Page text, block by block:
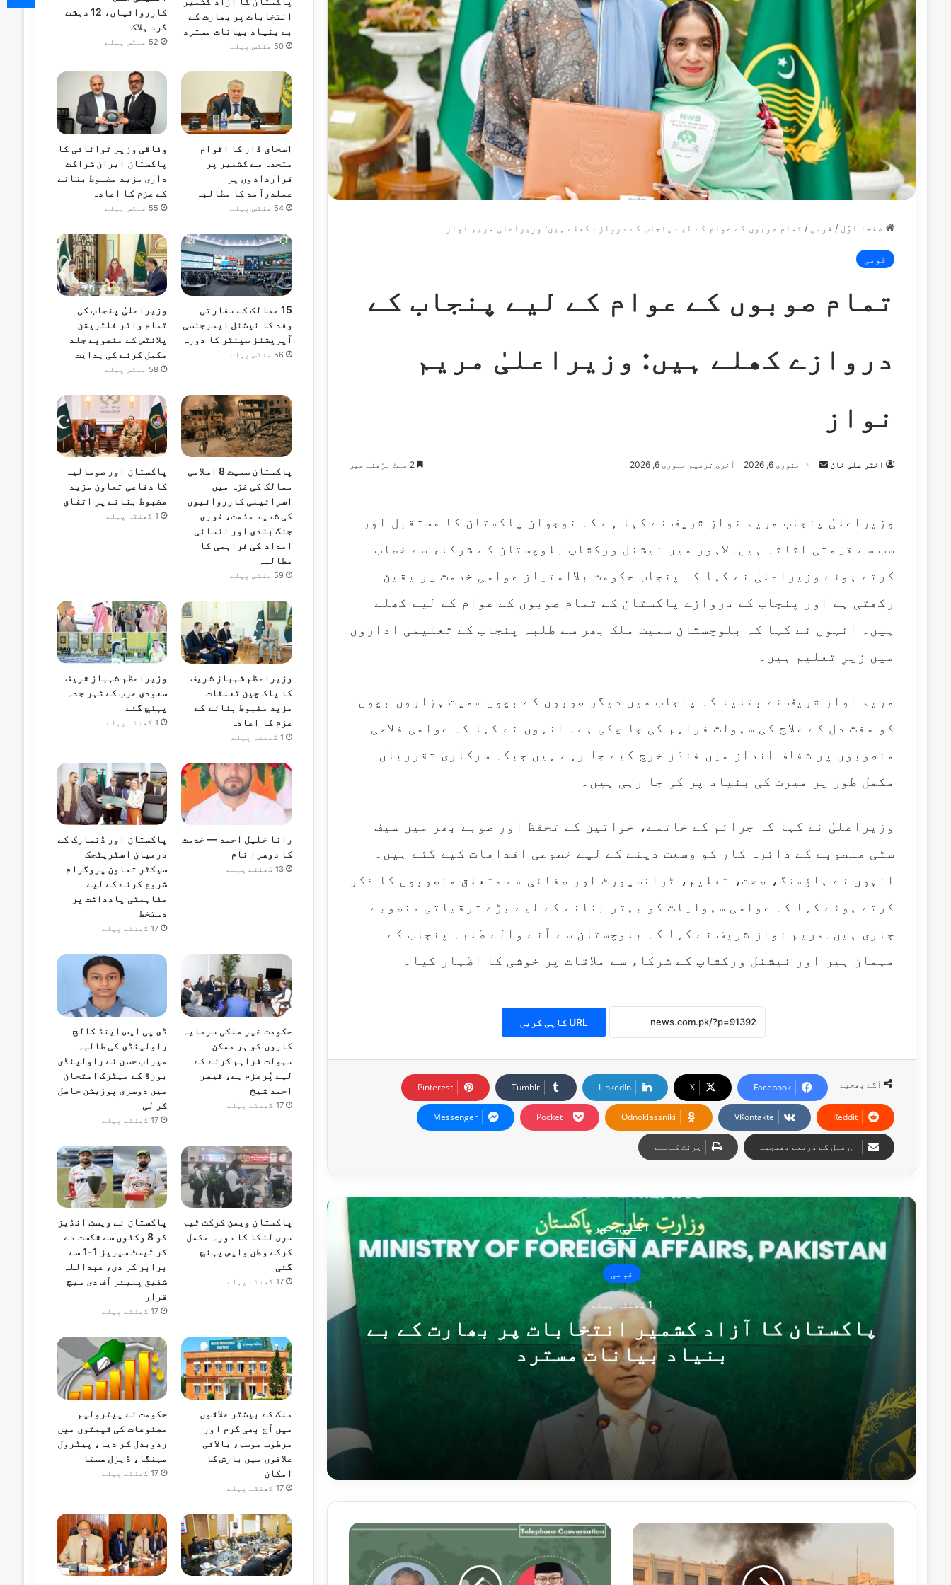
صفحۂ اوّل / قومی / تمام صوبوں کے عوام کے لیے پنجاب کے دروازے کھلے ہیں: وزیراعلیٰ مریم نواز
قومی
تمام صوبوں کے عوام کے لیے پنجاب کے
دروازے کھلے ہیں: وزیراعلیٰ مریم
نواز
اختر علی خان
S
a
m
l
جنوری 6, 2026 آخری ترمیم جنوری 6, 2026 2 منٹ پڑھنے میں
وزیراعلیٰ پنجاب مریم نواز شریف نے کہا ہے کہ نوجوان پاکستان کا مستقبل اور
سب سے قیمتی اثاثہ ہیں۔لاہور میں نیشنل ورکشاپ بلوچستان کے شرکاء سے خطاب
کرتے ہوئے وزیراعلیٰ نے کہا کہ پنجاب حکومت بلاامتیاز عوامی خدمت پر یقین
رکھتی ہے اور پنجاب کے دروازے پاکستان کے تمام صوبوں کے عوام کے لیے کھلے
ہیں۔ انہوں نے کہا کہ بلوچستان سمیت ملک بھر سے طلبہ پنجاب کے تعلیمی اداروں
میں زیرِ تعلیم ہیں۔
مریم نواز شریف نے بتایا کہ پنجاب میں دیگر صوبوں کے بچوں سمیت ہزاروں بچوں
کو مفت دل کے علاج کی سہولت فراہم کی جا چکی ہے۔ انہوں نے کہا کہ عوامی فلاحی
منصوبوں پر شفاف انداز میں فنڈز خرچ کیے جا رہے ہیں جبکہ سرکاری تقرریاں
مکمل طور پر میرٹ کی بنیاد پر کی جا رہی ہیں۔
وزیراعلیٰ نے کہا کہ جرائم کے خاتمے، خواتین کے تحفظ اور صوبے بھر میں سیف
سٹی منصوبے کے دائرہ کار کو وسعت دینے کے لیے خصوصی اقدامات کیے گئے ہیں۔
انہوں نے ہاؤسنگ، صحت، تعلیم، ٹرانسپورٹ اور صفائی سے متعلق منصوبوں کا ذکر
کرتے ہوئے کہا کہ عوامی سہولیات کو بہتر بنانے کے لیے بڑے ترقیاتی منصوبے
جاری ہیں۔مریم نواز شریف نے کہا کہ بلوچستان سے آنے والے طلبہ پنجاب کے
مہمان ہیں اور نیشنل ورکشاپ کے شرکاء سے ملاقات پر خوشی کا اظہار کیا۔
URL کاپی کریں
آگے بھجیے Facebook
X
LinkedIn
Tumblr
Pinterest
Reddit
VKontakte
Odnoklassniki
Pocket
Messenger
ای میل کے ذریعے بھیجیے پرنٹ کیجیے
اگلی خبر
قومی
1 گھنٹہ پہلے
پاکستان کا آزاد کشمیر انتخابات پر بھارت کے بے
بنیاد بیانات مسترد
1 گھنٹہ پہلے
پاکستان کا آزاد کشمیر انتخابات پر بھارت کے بے بنیاد بیانات مسترد
بلوچستان میں سیکیورٹی فورسز کی دو انٹیلی جنس کارروائیاں، 12 دہشت گرد ہلاک
ا
ن
انتخابات پر بھارت کے
بے بنیاد بیانات مسترد
50 منٹس پہلے
کارروائیاں، 12 دہشت
گرد ہلاک
52 منٹس پہلے
اسحاق ڈار کا اقوام
متحدہ سے کشمیر پر
قراردادوں پر
عملدرآمد کا مطالبہ
54 منٹس پہلے
وفاقی وزیر توانائی کا
پاکستان ایران شراکت
داری مزید مضبوط بنانے
کے عزم کا اعادہ
55 منٹس پہلے
15 ممالک کے سفارتی
وفد کا نیشنل ایمرجنسی
آپریشنز سینٹر کا دورہ
56 منٹس پہلے
وزیراعلیٰ پنجاب کی
تمام واٹر فلٹریشن
پلانٹس کے منصوبے جلد
مکمل کرنے کی ہدایت
58 منٹس پہلے
پاکستان سمیت 8 اسلامی
ممالک کی غزہ میں
اسرائیلی کارروائیوں
کی شدید مذمت، فوری
جنگ بندی اور انسانی
امداد کی فراہمی کا
مطالبہ
59 منٹس پہلے
پاکستان اور صومالیہ
کا دفاعی تعاون مزید
مضبوط بنانے پر اتفاق
1 گھنٹہ پہلے
وزیراعظم شہباز شریف
کا پاک چین تعلقات
مزید مضبوط بنانے کے
عزم کا اعادہ
1 گھنٹہ پہلے
وزیراعظم شہباز شریف
سعودی عرب کے شہر جدہ
پہنچ گئے
1 گھنٹہ پہلے
رانا خلیل احمد — خدمت
کا دوسرا نام
13 گھنٹے پہلے
پاکستان اور ڈنمارک کے
درمیان اسٹریٹجک
سیکٹر تعاون پروگرام
شروع کرنے کے لیے
مفاہمتی یادداشت پر
دستخط
17 گھنٹے پہلے
حکومت غیر ملکی سرمایہ
کاروں کو ہر ممکن
سہولت فراہم کرنے کے
لیے پُرعزم ہے، قیصر
احمد شیخ
17 گھنٹے پہلے
ڈی پی ایس اینڈ کالج
راولپنڈی کی طالبہ
میراب حسن نے راولپنڈی
بورڈ کے میٹرک امتحان
میں دوسری پوزیشن حاصل
کر لی
17 گھنٹے پہلے
پاکستان ویمن کرکٹ ٹیم
سری لنکا کا دورہ مکمل
کرکے وطن واپس پہنچ
گئی
17 گھنٹے پہلے
پاکستان نے ویسٹ انڈیز
کو 8 وکٹوں سے شکست دے
کر ٹیسٹ سیریز 1-1 سے
برابر کر دی، عبداللہ
شفیق پلیئر آف دی میچ
قرار
17 گھنٹے پہلے
ملک کے بیشتر علاقوں
میں آج بھی گرم اور
مرطوب موسم، بالائی
علاقوں میں بارش کا
امکان
17 گھنٹے پہلے
حکومت نے پیٹرولیم
مصنوعات کی قیمتوں میں
ردوبدل کر دیا، پیٹرول
مہنگا، ڈیزل سستا
17 گھنٹے پہلے